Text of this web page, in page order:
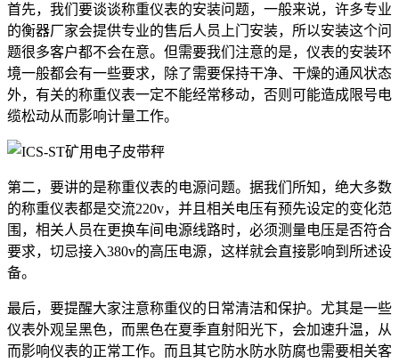
首先，我们要谈谈称重仪表的安装问题，一般来说，许多专业
的衡器厂家会提供专业的售后人员上门安装，所以安装这个问
题很多客户都不会在意。但需要我们注意的是，仪表的安装环
境一般都会有一些要求，除了需要保持干净、干燥的通风状态
外，有关的称重仪表一定不能经常移动，否则可能造成限号电
缆松动从而影响计量工作。
第二，要讲的是称重仪表的电源问题。据我们所知，绝大多数
的称重仪表都是交流220v，并且相关电压有预先设定的变化范
围，相关人员在更换车间电源线路时，必须测量电压是否符合
要求，切忌接入380v的高压电源，这样就会直接影响到所述设
备。
最后，要提醒大家注意称重仪的日常清洁和保护。尤其是一些
仪表外观呈黑色，而黑色在夏季直射阳光下，会加速升温，从
而影响仪表的正常工作。而且其它防水防水防腐也需要相关客